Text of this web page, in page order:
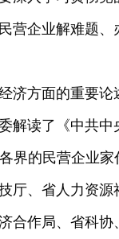
企业解难题、
济方面的重要
解读了《中共
界的民营企业
厅、省人力资
合作局、省科